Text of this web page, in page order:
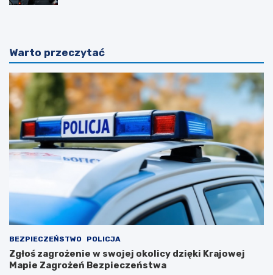
Warto przeczytać
BEZPIECZEŃSTWO POLICJA
Zgłoś zagrożenie w swojej okolicy dzięki Krajowej
Mapie Zagrożeń Bezpieczeństwa